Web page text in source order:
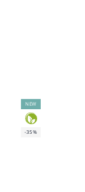
NEW
-35%